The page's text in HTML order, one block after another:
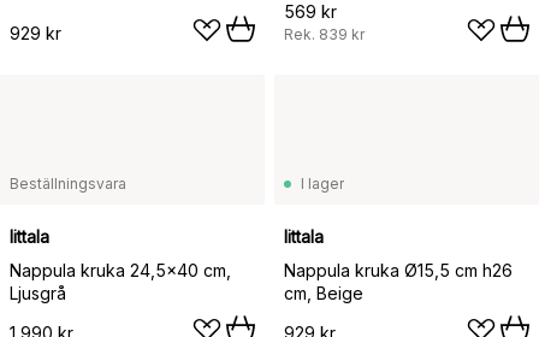
929 kr
569 kr
Rek. 839 kr
Beställningsvara
Iittala
Nappula kruka 24,5x40 cm,
Ljusgrå
1 990 kr
I lager
Iittala
Nappula kruka Ø15,5 cm h26
cm, Beige
929 kr